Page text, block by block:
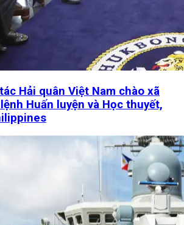
Hải quân Việt Nam chào xã
Huấn luyện và Học thuyết,